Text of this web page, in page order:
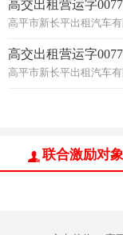
高交出租营运字
高平市新长平出租汽车有
高交出租营运字
高平市新长平出租汽车有
联合激励对